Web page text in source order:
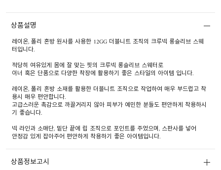
상품설명
레이온, 폴리 혼방 원사를 사용한 12GG 더블니트 조직의 크루넥 롱슬리브 스웨
터입니다.
적당히 여유있게 몸에 잘 맞는 핏의 크루넥 롱슬리브 스웨터로
이너 혹은 단품으로 다양한 착장에 활용하기 좋은 스타일의 아이템 입니다.
레이온, 폴리 혼방 소재를 활용한 더블니트 조직으로 작업하여 매우 부드럽고 착
용시 매우 편안합니다.
고급스러운 촉감으로 까끌거리지 않아 피부가 예민한 분들도 편안하게 착용하시
기 좋습니다.
넥 라인과 소매단, 밑단 끝에 립 조직으로 포인트를 주었으며, 스판사를 넣어
안정감 있게 잡아주어 편안하게 착용하기 좋은 아이템입니다.
상품정보고시